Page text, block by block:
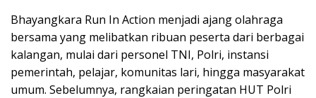
Bhayangkara Run In Action menjadi ajang olahraga
bersama yang melibatkan ribuan peserta dari berbagai
kalangan, mulai dari personel TNI, Polri, instansi
pemerintah, pelajar, komunitas lari, hingga masyarakat
umum. Sebelumnya, rangkaian peringatan HUT Polri